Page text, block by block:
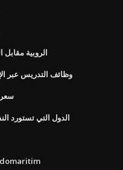
الروبية مقابل
وظائف التدريس عبر
سعر
الدول التي تستورد